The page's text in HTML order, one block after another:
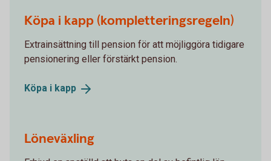
Köpa i kapp (kompletteringsregeln)
Extrainsättning till pension för att möjliggöra tidigare
pensionering eller förstärkt pension.
Köpa i kapp
Löneväxling